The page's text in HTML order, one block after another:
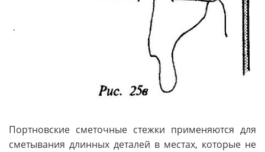
Портновские сметочные стежки применяются для
сметывания длинных деталей в местах, которые не